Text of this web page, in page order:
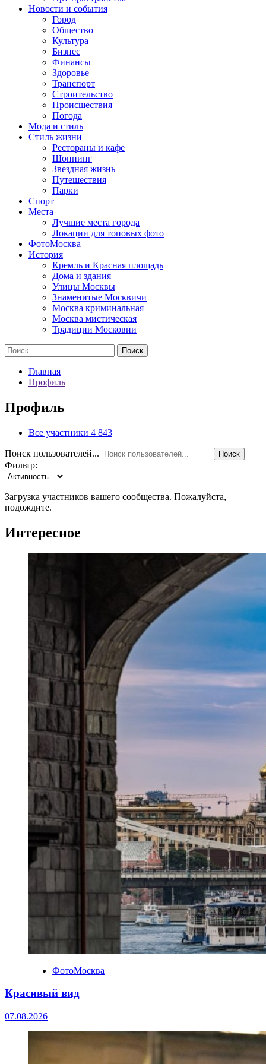
Новости и события
Город
Общество
Культура
Бизнес
Финансы
Здоровье
Транспорт
Строительство
Происшествия
Погода
Мода и стиль
Стиль жизни
Рестораны и кафе
Шоппинг
Звездная жизнь
Путешествия
Парки
Спорт
Места
Лучшие места города
Локации для топовых фото
ФотоМосква
История
Кремль и Красная площадь
Дома и здания
Улицы Москвы
Знаменитые Москвичи
Москва криминальная
Москва мистическая
Традиции Московии
Найти:
Главная
Профиль
Профиль
Все участники 4 843
Поиск пользователей... Поиск
Фильтр:
Загрузка участников вашего сообщества. Пожалуйста,
подождите.
Интересное
ФотоМосква
Красивый вид
07.08.2026